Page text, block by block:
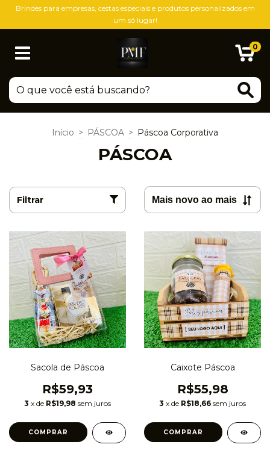
Brindes para empresas, cestas especiais e produtos personalizados em
um só lugar!
0
Início > PÁSCOA > Páscoa Corporativa
PÁSCOA
Filtrar
Sacola de Páscoa
R$59,93
3 x de R$19,98 sem juros
Caixote Páscoa
R$55,98
3 x de R$18,66 sem juros